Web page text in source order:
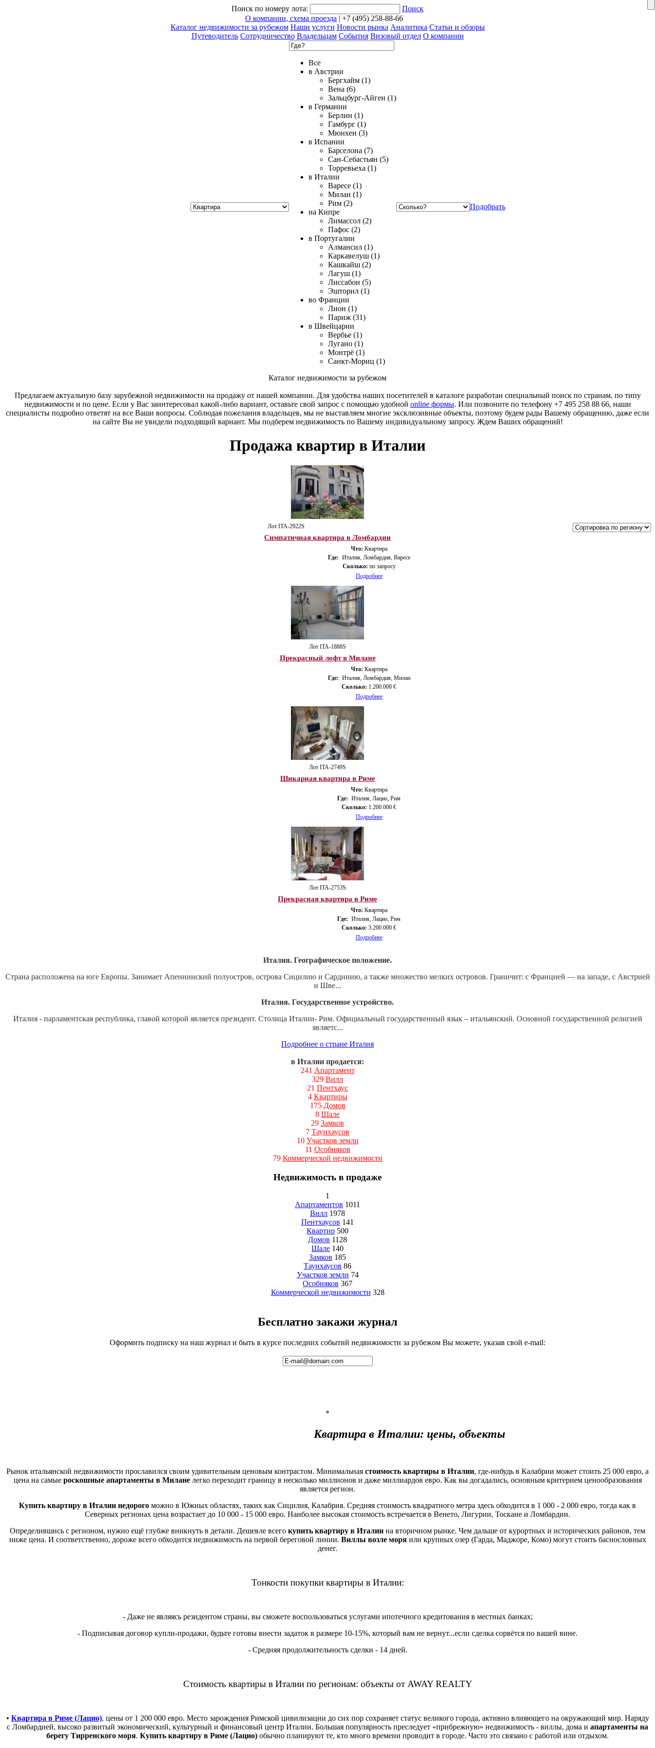
Поиск по номеру лота:
Поиск
О компании, схема проезда | +7 (495) 258-88-66
Каталог недвижимости за рубежом Наши услуги Новости рынка Аналитика Статьи и обзоры
Путеводитель Сотрудничество Владельцам События Визовый отдел О компании
Все
в Австрии
Бергхайм (1)
Вена (6)
Зальцбург-Айген (1)
в Германии
Берлин (1)
Гамбург (1)
Мюнхен (3)
в Испании
Барселона (7)
Сан-Себастьян (5)
Торревьеха (1)
в Италии
Варесе (1)
Милан (1)
Рим (2)
на Кипре
Лимассол (2)
Пафос (2)
в Португалии
Алмансил (1)
Каркавелуш (1)
Кашкайш (2)
Лагуш (1)
Лиссабон (5)
Эшторил (1)
во Франции
Лион (1)
Париж (31)
в Швейцарии
Вербье (1)
Лугано (1)
Монтрё (1)
Санкт-Мориц (1)
Подобрать
Каталог недвижимости за рубежом
Предлагаем актуальную базу зарубежной недвижимости на продажу от нашей компании. Для удобства наших посетителей в каталоге разработан специальный поиск по странам, по типу
недвижимости и по цене. Если у Вас заинтересовал какой-либо вариант, оставьте свой запрос с помощью удобной online формы. Или позвоните по телефону +7 495 258 88 66, наши
специалисты подробно ответят на все Ваши вопросы. Соблюдая пожелания владельцев, мы не выставляем многие эксклюзивные объекты, поэтому будем рады Вашему обращению, даже если
на сайте Вы не увидели подходящий вариант. Мы подберем недвижимость по Вашему индивидуальному запросу. Ждем Ваших обращений!
Продажа квартир в Италии
Лот ITA-2922S
Симпатичная квартира в Ломбардии
Что: Квартира
Где: Италия, Ломбардия, Варесе
Сколько: по запросу
Подробнее
Лот ITA-1888S
Прекрасный лофт в Милане
Что: Квартира
Где: Италия, Ломбардия, Милан
Сколько: 1.200.000 €
Подробнее
Лот ITA-2749S
Шикарная квартира в Риме
Что: Квартира
Где: Италия, Лацио, Рим
Сколько: 1.200.000 €
Подробнее
Лот ITA-2753S
Прекрасная квартира в Риме
Что: Квартира
Где: Италия, Лацио, Рим
Сколько: 3.200.000 €
Подробнее
Италия. Географическое положение.
Страна расположена на юге Европы. Занимает Апеннинский полуостров, острова Сицилию и Сардинию, а также множество мелких островов. Граничит: с Францией — на западе, с Австрией
и Шве...
Италия. Государственное устройство.
Италия - парламентская республика, главой которой является президент. Столица Италии- Рим. Официальный государственный язык – итальянский. Основной государственной религией
являетс...
Подробнее о стране Италия
в Италии продается:
241 Апартамент
329 Вилл
21 Пентхаус
4 Квартиры
175 Домов
8 Шале
29 Замков
7 Таунхаусов
10 Участков земли
11 Особняков
79 Коммерческой недвижимости
Недвижимость в продаже
1
Апартаментов 1011
Вилл 1978
Пентхаусов 141
Квартир 500
Домов 1128
Шале 140
Замков 185
Таунхаусов 86
Участков земли 74
Особняков 367
Коммерческой недвижимости 328
Бесплатно закажи журнал
Оформить подписку на наш журнал и быть в курсе последних событий недвижимости за рубежом Вы можете, указав свой e-mail:
*
Квартира в Италии: цены, объекты
Рынок итальянской недвижимости прославился своим удивительным ценовым контрастом. Минимальная стоимость квартиры в Италии, где-нибудь в Калабрии может стоить 25 000 евро, а
цена на самые роскошные апартаменты в Миланелегко переходит границу в несколько миллионов и даже миллиардов евро. Как вы догадались, основным критерием ценообразования
является регион.
Купить квартиру в Италии недорого можно в Южных областях, таких как Сицилия, Калабрия. Средняя стоимость квадратного метра здесь обходится в 1 000 - 2 000 евро, тогда как в
Северных регионах цена возрастает до 10 000 - 15 000 евро. Наиболее высокая стоимость встречается в Венето, Лигурии, Тоскане и Ломбардии.
Определившись с регионом, нужно ещё глубже вникнуть в детали. Дешевле всего купить квартиру в Италии на вторичном рынке. Чем дальше от курортных и исторических районов, тем
ниже цена. И соответственно, дороже всего обходится недвижимость на первой береговой линии. Виллы возле моряили крупных озер (Гарда, Маджоре, Комо) могут стоить баснословных
денег.
Тонкости покупки квартиры в Италии:
- Даже не являясь резидентом страны, вы сможете воспользоваться услугами ипотечного кредитования в местных банках;
- Подписывая договор купли-продажи, будьте готовы внести задаток в размере 10-15%, который вам не вернут...если сделка сорвётся по вашей вине.
- Средняя продолжительность сделки - 14 дней.
Стоимость квартиры в Италии по регионам: объекты от AWAY REALTY
• Квартира в Риме (Лацио), цены от 1 200 000 евро. Место зарождения Римской цивилизации до сих пор сохраняет статус великого города, активно влияющего на окружающий мир. Наряду
с Ломбардией, высоко развитый экономический, культурный и финансовый центр Италии. Большая популярность преследует «прибрежную» недвижимость - виллы, дома и апартаменты на
берегу Тирренского моря. Купить квартиру в Риме (Лацио) обычно планируют те, кто много времени проводит в городе. Часто это связано с работой или отдыхом.